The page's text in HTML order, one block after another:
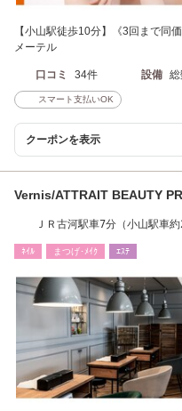
【小山駅徒歩10分】《3回まで同
メーテル
口コミ 34件 設備 総
スマート支払いOK
クーポンを表示
Vernis/ATTRAIT BEAUTY
ＪＲ古河駅車7分（小山駅車
ﾈｲﾙ まつげ･ﾒｲｸ ｴｽﾃ